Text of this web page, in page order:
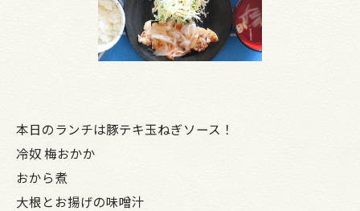
本日のランチは豚テキ玉ねぎソース！
冷奴 梅おかか
おから煮
大根とお揚げの味噌汁